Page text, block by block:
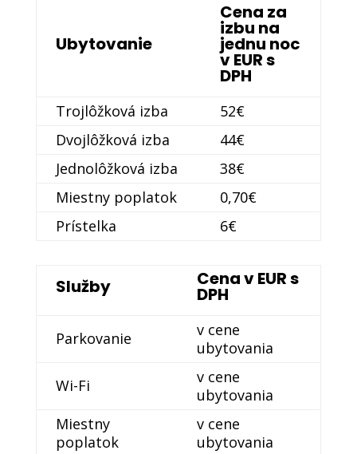
Ubytovanie
Cena za
izbu na
jednu noc
v EUR s
DPH
Trojlôžková izba
52€
Dvojlôžková izba
44€
Jednolôžková izba
38€
Miestny poplatok
0,70€
Prístelka
6€
Služby Cena v EUR s
DPH
Parkovanie
v cene
ubytovania
Wi-Fi
v cene
ubytovania
Miestny
poplatok
v cene
ubytovania